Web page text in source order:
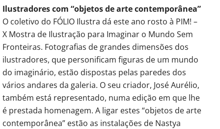
Ilustradores com “objetos de arte contemporânea”
O coletivo do FÓLIO Ilustra dá este ano rosto à PIM! –
X Mostra de Ilustração para Imaginar o Mundo Sem
Fronteiras. Fotografias de grandes dimensões dos
ilustradores, que personificam figuras de um mundo
do imaginário, estão dispostas pelas paredes dos
vários andares da galeria. O seu criador, José Aurélio,
também está representado, numa edição em que lhe
é prestada homenagem. A ligar estes “objetos de arte
contemporânea” estão as instalações de Nastya